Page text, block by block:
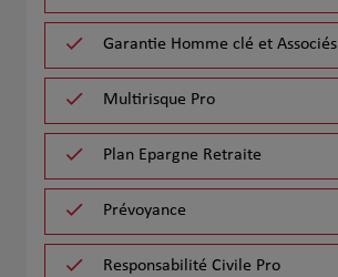
Garantie Homme clé et Associés
Multirisque Pro
Plan Epargne Retraite
Prévoyance
Responsabilité Civile Pro